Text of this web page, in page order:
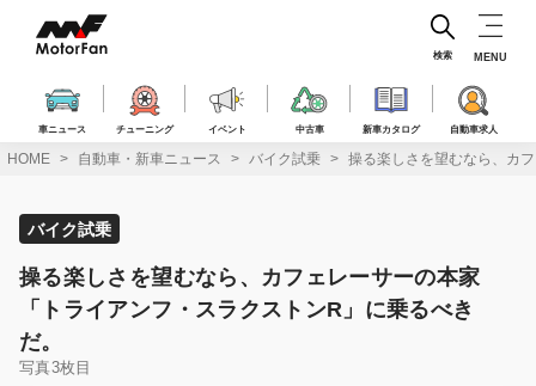
ス
車ニュース チューニング イベント 中古車 新車カタログ 自動車求人
検索 MENU
HOME 自動車・新車ニュース バイク試乗 操る楽しさを望むなら、カ
バイク試乗
操る楽しさを望むなら、カフェレーサーの本家
「トライアンフ・スラクストンR」に乗るべき
だ。
写真3枚目